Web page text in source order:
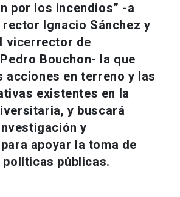
launch
launch
por los incendios” -a
Ignacio Sánchez y
vicerrector de
Bouchon- la que
acciones en terreno y las
existentes en la
y buscará
y
apoyar la toma de
públicas.